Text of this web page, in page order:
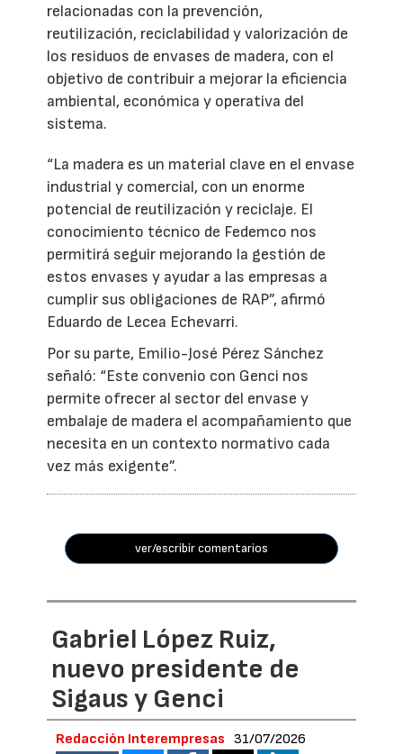
relacionadas con la prevención,
reutilización, reciclabilidad y valorización de
los residuos de envases de madera, con el
objetivo de contribuir a mejorar la eficiencia
ambiental, económica y operativa del
sistema.
“La madera es un material clave en el envase
industrial y comercial, con un enorme
potencial de reutilización y reciclaje. El
conocimiento técnico de Fedemco nos
permitirá seguir mejorando la gestión de
estos envases y ayudar a las empresas a
cumplir sus obligaciones de RAP”, afirmó
Eduardo de Lecea Echevarri.
Por su parte, Emilio-José Pérez Sánchez
señaló: “Este convenio con Genci nos
permite ofrecer al sector del envase y
embalaje de madera el acompañamiento que
necesita en un contexto normativo cada
vez más exigente”.
ver/escribir comentarios
Gabriel López Ruiz,
nuevo presidente de
Sigaus y Genci
Redacción Interempresas 31/07/2026